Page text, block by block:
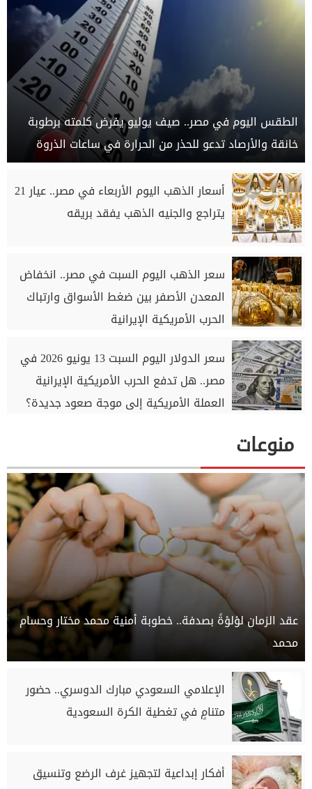
الطقس اليوم في مصر.. صيف يوليو يفرض كلمته برطوبة
خانقة والأرصاد تدعو للحذر من الحرارة في ساعات الذروة
أسعار الذهب اليوم الأربعاء في مصر.. عيار 21
يتراجع والجنيه الذهب يفقد بريقه
سعر الذهب اليوم السبت في مصر.. انخفاض
المعدن الأصفر بين ضغط الأسواق وارتباك
الحرب الأمريكية الإيرانية
سعر الدولار اليوم السبت 13 يونيو 2026 في
مصر.. هل تدفع الحرب الأمريكية الإيرانية
العملة الأمريكية إلى موجة صعود جديدة؟
منوعات
عقد الزمان لؤلؤةً بصدفة.. خطوبة أمنية محمد مختار وحسام
محمد
الإعلامي السعودي مبارك الدوسري.. حضور
متنامٍ في تغطية الكرة السعودية
أفكار إبداعية لتجهيز غرف الرضع وتنسيق